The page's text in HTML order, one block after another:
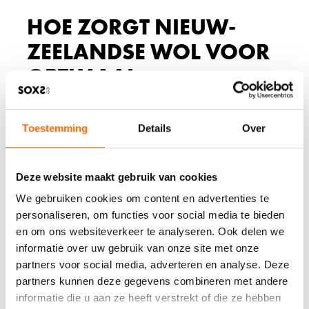
Toestemming Details Over
Deze website maakt gebruik van cookies
We gebruiken cookies om content en advertenties te
personaliseren, om functies voor social media te bieden
en om ons websiteverkeer te analyseren. Ook delen we
informatie over uw gebruik van onze site met onze
partners voor social media, adverteren en analyse. Deze
partners kunnen deze gegevens combineren met andere
informatie die u aan ze heeft verstrekt of die ze hebben
HOE ZORGT NIEUW-
ZEELANDSE WOL VOOR
OPTIMAAL
SEIZOENSCOMFORT?
Nieuw-Zeelandse wol biedt optimaal seizoenscomfort
dankzij de unieke klimaatomstandigheden waarin de
temperatuurwisselingen zorgt voor wolvezels met
superieure isolatie-eigenschappen en natuurlijke
elasticiteit, die zich perfect aanpassen aan verschillende
seizoenen.
De schapen in Nieuw-Zeeland leven het hele jaar door
buiten in een omgeving met veel temperatuurvariaties.
Daardoor ontwikkelt hun vacht zich tot een natuurlijke
bescherming tegen alle weersomstandigheden. De
resulterende wol heeft een fijnere vezelstructuur en